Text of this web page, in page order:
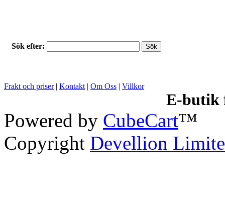
Sök efter:
Frakt och priser | Kontakt | Om Oss | Villkor
E-
Powered by CubeCart™
Copyright Devellion